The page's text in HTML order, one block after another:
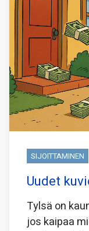
SIJOITTAMINEN
Uudet
Tylsä on
jos kaipaa